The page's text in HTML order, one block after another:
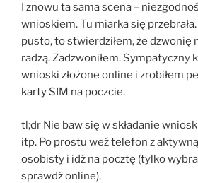
I znowu ta sama scena –
wnioskiem. Tu miarka się
pusto, to stwierdziłem, że dzwonię
radzą. Zadzwoniłem. Sympatyczny
wnioski złożone online i zrobiłem
karty SIM na poczcie.
tl;dr Nie baw się w składanie
itp. Po prostu weź telefon z
osobisty i idź na pocztę (tylko
sprawdź online).